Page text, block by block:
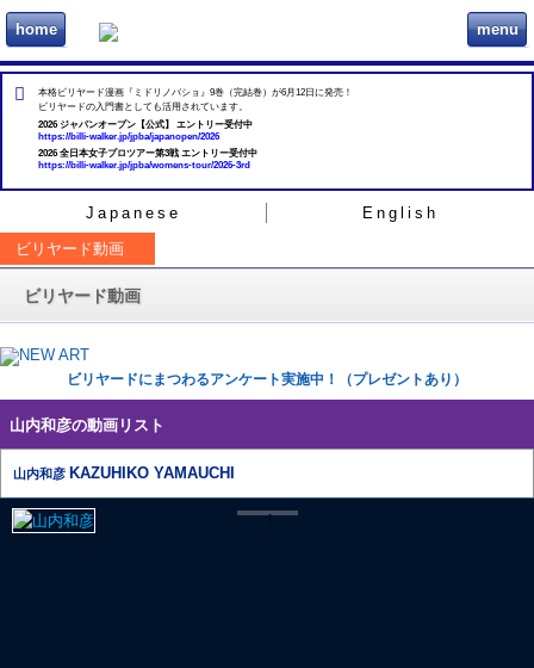
home ビリヲカ menu
本格ビリヤード漫画『ミドリノバショ』9巻（完結巻）が6月12日に発売！
ビリヤードの入門書としても活用されています。
2026 ジャパンオープン【公式】 エントリー受付中
https://billi-walker.jp/jpba/japanopen/2026
2026 全日本女子プロツアー第3戦 エントリー受付中
https://billi-walker.jp/jpba/womens-tour/2026-3rd
Japanese
English
ビリヤード動画
ビリヤード動画
ビリヤードにまつわるアンケート実施中！（プレゼントあり）
山内和彦の動画リスト
山内和彦 KAZUHIKO YAMAUCHI
1